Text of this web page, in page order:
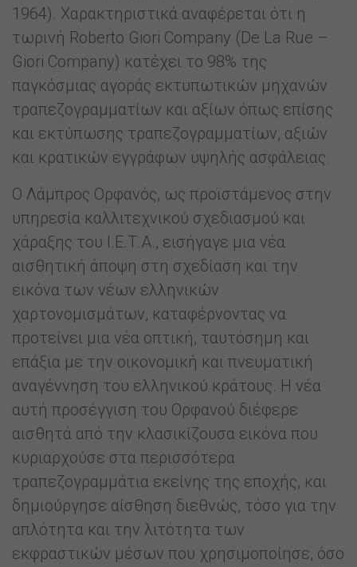
1964). Χαρακτηριστικά αναφέρεται ότι η
τωρινή Roberto Giori Company (De La Rue –
Giori Company) κατέχει το 98% της
παγκόσμιας αγοράς εκτυπωτικών μηχανών
τραπεζογραμματίων και αξίων όπως επίσης
και εκτύπωσης τραπεζογραμματίων, αξιών
και κρατικών εγγράφων υψηλής ασφάλειας.
Ο Λάμπρος Ορφανός, ως προϊστάμενος στην
υπηρεσία καλλιτεχνικού σχεδιασμού και
χάραξης του Ι.Ε.Τ.Α., εισήγαγε μια νέα
αισθητική άποψη στη σχεδίαση και την
εικόνα των νέων ελληνικών
χαρτονομισμάτων, καταφέρνοντας να
προτείνει μια νέα οπτική, ταυτόσημη και
επάξια με την οικονομική και πνευματική
αναγέννηση του ελληνικού κράτους. Η νέα
αυτή προσέγγιση του Ορφανού διέφερε
αισθητά από την κλασικίζουσα εικόνα που
κυριαρχούσε στα περισσότερα
τραπεζογραμμάτια εκείνης της εποχής, και
δημιούργησε αίσθηση διεθνώς, τόσο για την
απλότητα και την λιτότητα των
εκφραστικών μέσων που χρησιμοποίησε, όσο